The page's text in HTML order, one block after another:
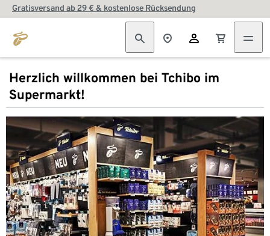
Gratisversand ab 29 € & kostenlose Rücksendung
Herzlich willkommen bei Tchibo im
Supermarkt!